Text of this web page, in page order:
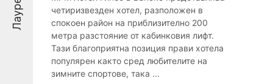
четиризвезден хотел, разположен в
спокоен район на приблизително 200
метра разстояние от кабинковия лифт.
Тази благоприятна позиция прави хотела
популярен както сред любителите на
зимните спортове, така ...